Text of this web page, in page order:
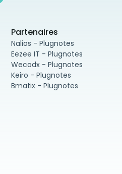
Partenaires
Nalios - Plugnotes
Eezee IT - Plugnotes
Wecodx - Plugnotes
Keiro - Plugnotes
Bmatix - Plugnotes